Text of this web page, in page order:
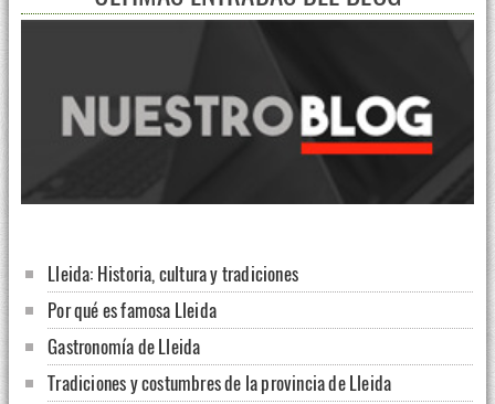
Lleida: Historia, cultura y tradiciones
Por qué es famosa Lleida
Gastronomía de Lleida
Tradiciones y costumbres de la provincia de Lleida